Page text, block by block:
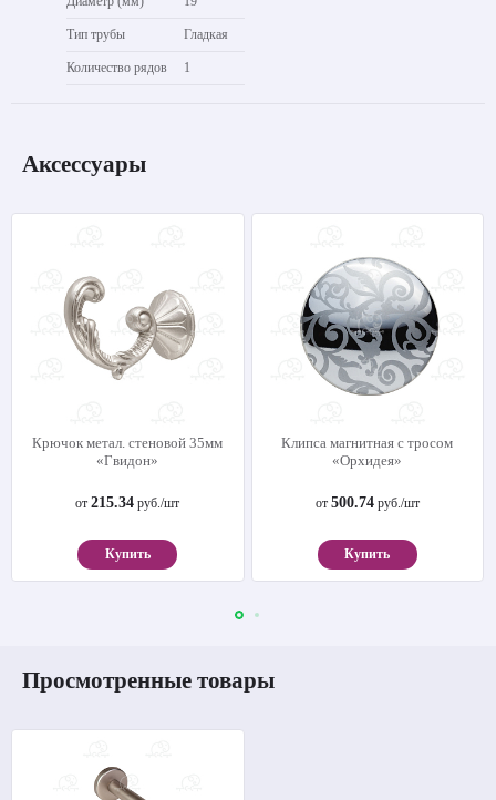
Тип трубы Гладкая
Количество рядов 1
Аксессуары
Крючок метал. стеновой 35мм
«Гвидон»
от215.34 руб./шт
Купить
Клипса магнитная с тросом
«Орхидея»
от 500.74руб./шт
Купить
Просмотренные товары